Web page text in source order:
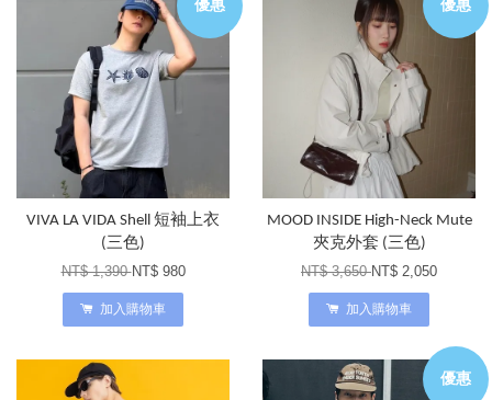
優惠
VIVA LA VIDA Shell 短袖上衣
(三色)
NT$ 1,390NT$ 980
加入購物車
優惠
MOOD INSIDE High-Neck Mute
夾克外套 (三色)
NT$ 3,650NT$ 2,050
加入購物車
優惠